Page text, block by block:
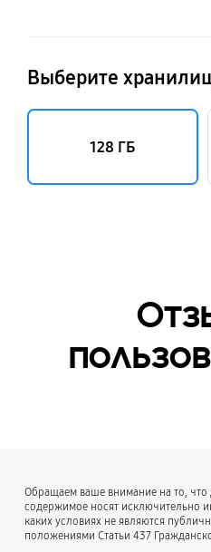
Выберите
128 ГБ
Обращаем ваше внимание на то, что
содержимое носят исключительно
каких условиях не являются
положениями Статьи 437